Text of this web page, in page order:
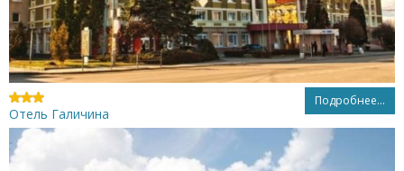
Подробнее...
Отель Галичина